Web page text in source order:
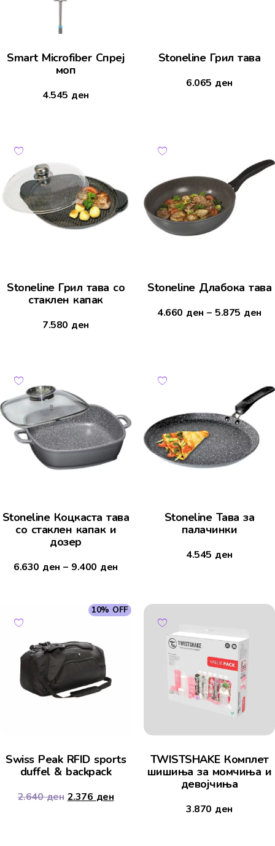
Smart Microfiber Спреј
моп
4.545 ден
Stoneline Грил тава
6.065 ден
Stoneline Грил тава со
стаклен капак
7.580 ден
Stoneline Длабока тава
4.660 ден – 5.875 ден
Stoneline Коцкаста тава
со стаклен капак и
дозер
6.630 ден – 9.400 ден
Stoneline Тава за
палачинки
4.545 ден
10% OFF
Swiss Peak RFID sports
duffel & backpack
2.640ден 2.376 ден
TWISTSHAKE Комплет
шишиња за момчиња и
девојчиња
3.870 ден